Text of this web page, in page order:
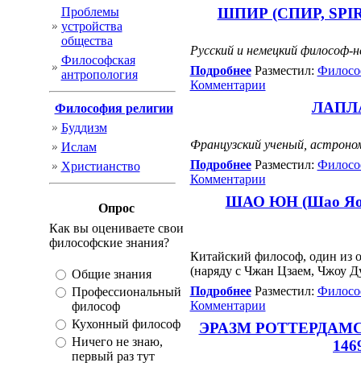
Проблемы
устройства
общества
Философская
антропология
Философия религии
Буддизм
Ислам
Христианство
Опрос
Как вы оцениваете свои
философские знания?
Общие знания
Профессиональный
философ
Кухонный философ
Ничего не знаю,
первый раз тут
ШПИР (СПИР, SPIR)
Русский и немецкий философ-
ПодробнееРазместил:
Комментарии
Французский ученый,
ПодробнееРазместил:
Комментарии
ШАО ЮН (Шао
Китайский философ, один из
(наряду с Чжан Цзаем, Чжоу
ПодробнееРазместил:
Комментарии
ЭРАЗМ